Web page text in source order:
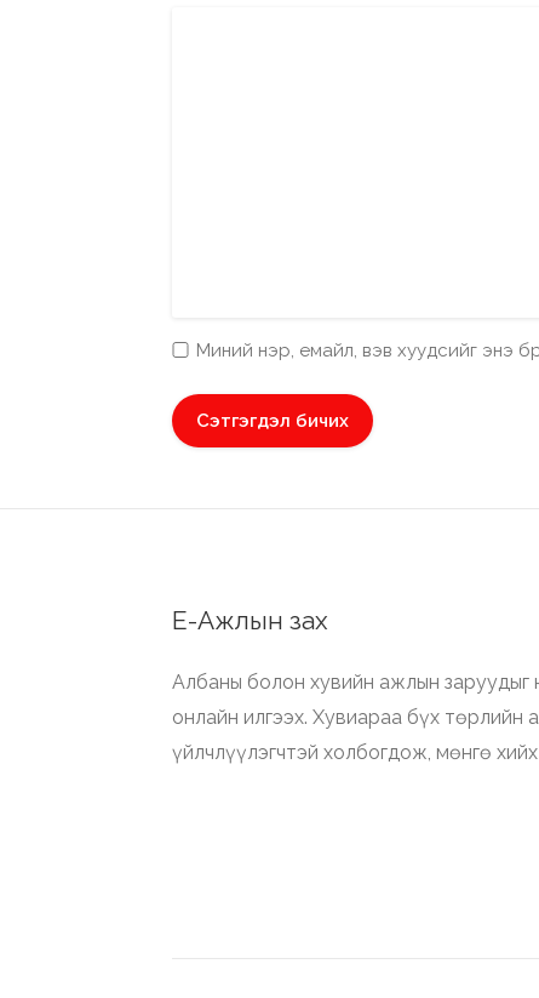
Миний нэр, емайл, вэв хуудсийг энэ
Е-Ажлын зах
Албаны болон хувийн ажлын заруудыг
онлайн илгээх. Хувиараа бүх төрлийн
үйлчлүүлэгчтэй холбогдож, мөнгө хийх